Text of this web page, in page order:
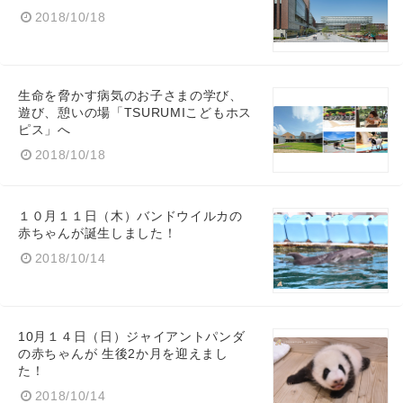
2018/10/18
生命を脅かす病気のお子さまの学び、
遊び、憩いの場「TSURUMIこどもホス
ピス」へ
2018/10/18
１０月１１日（木）バンドウイルカの
赤ちゃんが誕生しました！
2018/10/14
10月１４日（日）ジャイアントパンダ
の赤ちゃんが 生後2か月を迎えまし
た！
2018/10/14